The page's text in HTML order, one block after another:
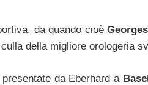
da quando cioè
della migliore orologeria
da Eberhard a